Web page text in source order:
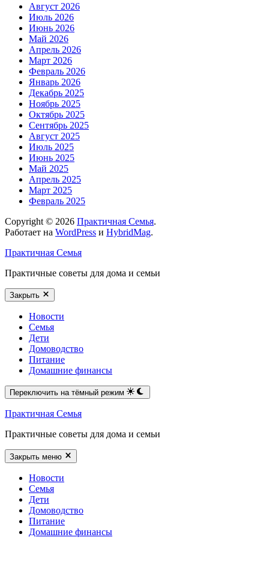
Август 2026
Июль 2026
Июнь 2026
Май 2026
Апрель 2026
Март 2026
Февраль 2026
Январь 2026
Декабрь 2025
Ноябрь 2025
Октябрь 2025
Сентябрь 2025
Август 2025
Июль 2025
Июнь 2025
Май 2025
Апрель 2025
Март 2025
Февраль 2025
Copyright © 2026 Практичная Семья.
Работает на WordPress и HybridMag.
Практичная Семья
Практичные советы для дома и семьи
Закрыть
Новости
Семья
Дети
Домоводство
Питание
Домашние финансы
Переключить на тёмный режим
Практичная Семья
Практичные советы для дома и семьи
Закрыть меню
Новости
Семья
Дети
Домоводство
Питание
Домашние финансы